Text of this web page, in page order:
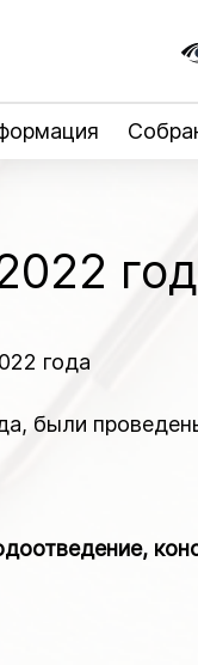
года
были